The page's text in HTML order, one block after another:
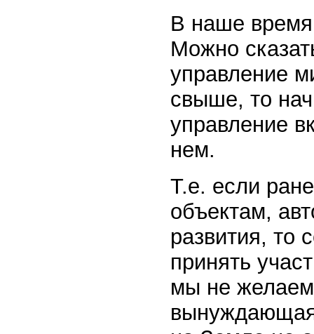
В наше время
Можно
управление
свыше, то
управление
нем.
Т.е. если
объектам,
развития, то
принять
мы не желаем
вынуждающая